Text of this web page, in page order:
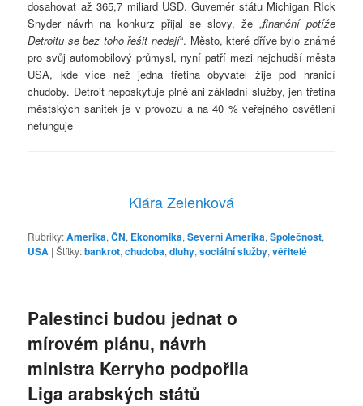
dosahovat až 365,7 miliard USD. Guvernér státu Michigan RIck
Snyder návrh na konkurz přijal se slovy, že „finanční potíže
Detroitu se bez toho řešit nedají“. Město, které dříve bylo známé
pro svůj automobilový průmysl, nyní patří mezi nejchudší města
USA, kde více než jedna třetina obyvatel žije pod hranicí
chudoby. Detroit neposkytuje plně ani základní služby, jen třetina
městských sanitek je v provozu a na 40 % veřejného osvětlení
nefunguje
Klára Zelenková
Rubriky:Amerika,ČN, Ekonomika,Severní Amerika,Společnost,
USA |Štítky:bankrot,chudoba,dluhy,sociální služby,věřitelé
Palestinci budou jednat o
mírovém plánu, návrh
ministra Kerryho podpořila
Liga arabských států